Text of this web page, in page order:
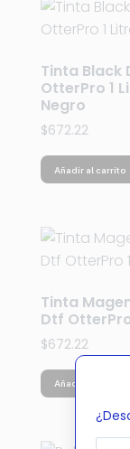
Tinta Black
OtterPro 1
Negro
$672.22
Añadir al carrito
Tinta
Dtf
$672.22
Añadir al carrito